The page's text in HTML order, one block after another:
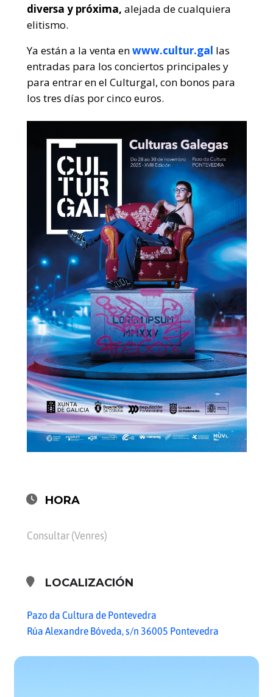
diversa y próxima, alejada de cualquiera
elitismo.
Ya están a la venta enwww.cultur.gal las
entradas para los conciertos principales y
para entrar en el Culturgal, con bonos para
los tres días por cinco euros.
HORA
Consultar (Venres)
LOCALIZACIÓN
Pazo da Cultura de Pontevedra
Rúa Alexandre Bóveda, s/n 36005 Pontevedra